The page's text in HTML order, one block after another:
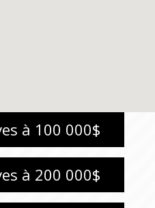
à 100 000$
à 200 000$